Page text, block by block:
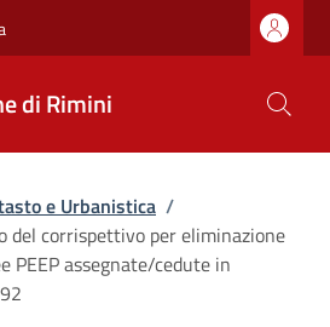
di Rimini
e Urbanistica /
del corrispettivo per eliminazione
PEEP assegnate/cedute in